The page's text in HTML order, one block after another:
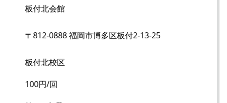
板付北会館
〒812-0888 福岡市博多区板付2-13-25
板付北校区
100円/回